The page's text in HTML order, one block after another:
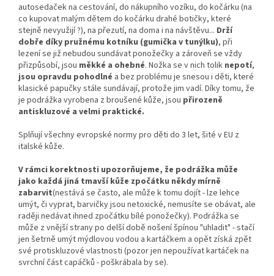
autosedaček na cestování, do nákupního vozíku, do kočárku (na
co kupovat malým dětem do kočárku drahé botičky, které
stejně nevyužijí ?), na přezutí, na doma i na návštěvu... Drží
dobře díky pružnému kotníku (gumička v tunýlku), při
lezení se již nebudou sundávat ponožečky a zároveň se vždy
přizpůsobí, jsou měkké a ohebné. Nožka se v nich tolik nepotí,
jsou opravdu pohodlné a bez problému je snesou i děti, které
klasické papučky stále sundávají, protože jim vadí. Díky tomu, že
je podrážka vyrobena z broušené kůže, jsou přirozeně
antiskluzové a velmi praktické.
Splňují všechny evropské normy pro děti do 3 let, šité v EU z
italské kůže.
V rámci korektnosti upozorňujeme, že podrážka může
jako každá jiná tmavší kůže zpočátku někdy mírně
zabarvit(nestává se často, ale může k tomu dojít - lze lehce
umýt, či vyprat, barvičky jsou netoxické, nemusíte se obávat, ale
raději nedávat ihned zpočátku bílé ponožečky). Podrážka se
může z vnější strany po delší době nošení špínou "uhladit" - stačí
jen šetrně umýt mýdlovou vodou a kartáčkem a opět získá zpět
své protiskluzové vlastnosti (pozor jen nepoužívat kartáček na
svrchní část capáčků - poškrábala by se).